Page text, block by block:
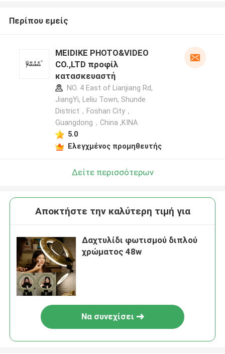
Περίπου εμείς
MEIDIKE PHOTO&VIDEO
CO.,LTD προφίλ
κατασκευαστή
NO. 4 East of Lianjiang Rd,
JiangYi, Leliu Town, Shunde
District，Foshan City，
Guangdong，China ,ΚΙΝΑ
5.0
Ελεγχμένος προμηθευτής
Δείτε περισσότερων
Αποκτήστε την καλύτερη τιμή για
Δαχτυλίδι φωτισμού διπλού
χρώματος 48w
Να συνεχίσει